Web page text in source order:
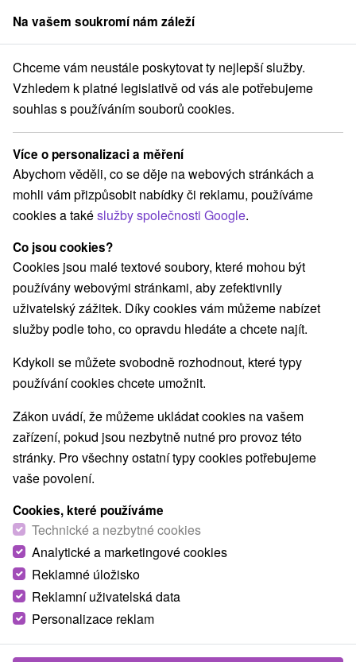
člen skupinySorger
Motely
Motely
Kategorie
Všechny kategorie
Hotely na Slovensku (277)
Apartmány(846) Chaty na prenájom(1284)
Drevenice (705) Kempy
Penzióny(674) Priváty(315) Ubytovne (101)
Vyberte lokalitu nebo termín
Nejhledanější oblasti
Veľká Fatra(2) Kremnické vrchy(1)
VŠECHNY NEJLEVNĚJŠÍ NEJDRAŽŠÍ
Na vašem soukromí nám záleží
Chceme vám neustále poskytovat ty nejlepší služby.
Vzhledem k platné legislativě od vás ale potřebujeme
souhlas s používáním souborů cookies.
Více o personalizaci a měření
Abychom věděli, co se děje na webových stránkách a
mohli vám přizpůsobit nabídky či reklamu, používáme
cookies a takéslužby společnosti Google.
Co jsou cookies?
Cookies jsou malé textové soubory, které mohou být
používány webovými stránkami, aby zefektivnily
uživatelský zážitek. Díky cookies vám můžeme nabízet
služby podle toho, co opravdu hledáte a chcete najít.
Kdykoli se můžete svobodně rozhodnout, které typy
používání cookies chcete umožnit.
Zákon uvádí, že můžeme ukládat cookies na vašem
zařízení, pokud jsou nezbytně nutné pro provoz této
stránky. Pro všechny ostatní typy cookies potřebujeme
vaše povolení.
Cookies, které používáme
Technické a nezbytné cookies
Analytické a marketingové cookies
Reklamné úložisko
Reklamní uživatelská data
Personalizace reklam